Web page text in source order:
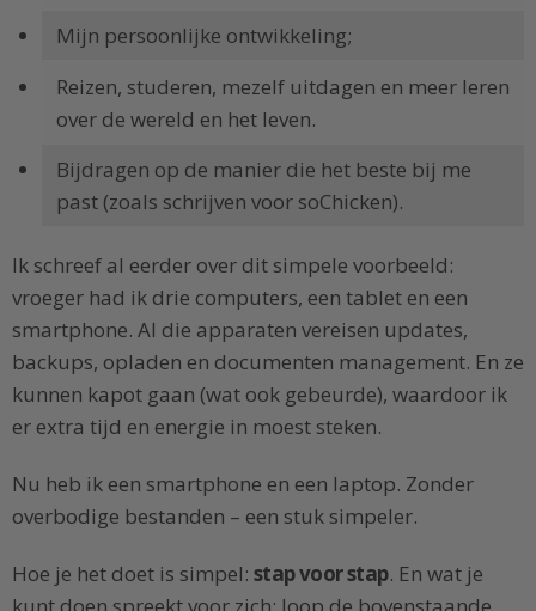
Mijn persoonlijke ontwikkeling;
Reizen, studeren, mezelf uitdagen en meer leren
over de wereld en het leven.
Bijdragen op de manier die het beste bij me
past (zoals schrijven voor soChicken).
Ik schreef al eerder over dit simpele voorbeeld:
vroeger had ik drie computers, een tablet en een
smartphone. Al die apparaten vereisen updates,
backups, opladen en documenten management. En ze
kunnen kapot gaan (wat ook gebeurde), waardoor ik
er extra tijd en energie in moest steken.
Nu heb ik een smartphone en een laptop. Zonder
overbodige bestanden – een stuk simpeler.
Hoe je het doet is simpel: stap voor stap. En wat je